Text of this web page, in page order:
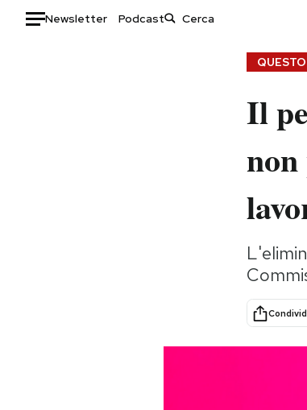
Newsletter Podcast
Storie/Idee
Mondiali calcio 2026
Il